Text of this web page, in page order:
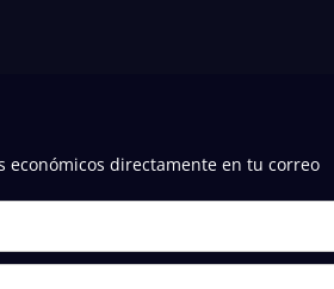
directamente en tu correo